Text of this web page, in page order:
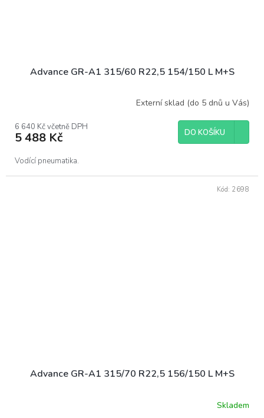
Advance GR-A1 315/60 R22,5 154/150 L M+S
Externí sklad (do 5 dnů u Vás)
6 640 Kč včetně DPH
5 488 Kč DO KOŠÍKU
Vodící pneumatika.
Advance GR-A1 315/70 R22,5 156/150 L M+S
Skladem
Kód: 2698